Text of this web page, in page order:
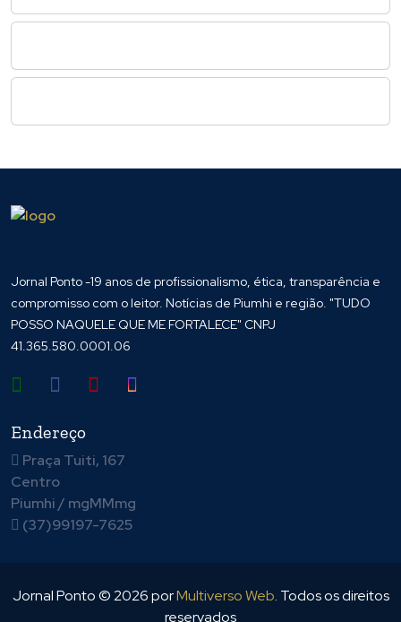
Jornal Ponto -19 anos de profissionalismo, ética, transparência e
compromisso com o leitor. Notícias de Piumhi e região. "TUDO
POSSO NAQUELE QUE ME FORTALECE" CNPJ
Endereço
Praça Tuiti, 167
Centro
Piumhi / mgMMmg
porMultiverso Web